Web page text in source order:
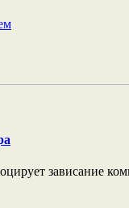
зависание